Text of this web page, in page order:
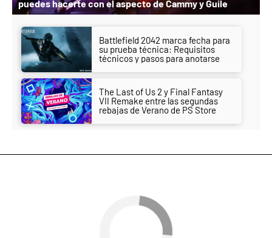
puedes hacerte con el aspecto de Cammy y Guile
Battlefield 2042 marca fecha para
su prueba técnica: Requisitos
técnicos y pasos para anotarse
The Last of Us 2 y Final Fantasy
VII Remake entre las segundas
rebajas de Verano de PS Store